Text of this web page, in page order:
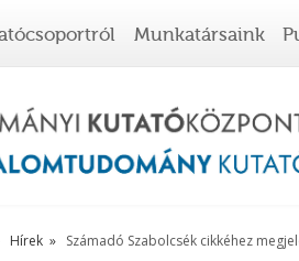
Munkatársaink
Hírek Számadó Szabolcsék cikkéhez